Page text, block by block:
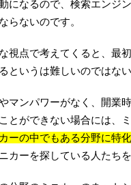
になるので、検索エンジ
らないのです。
視点で考えてくると、最
というは難しいのではな
マンパワーがなく、開業
とができない場合には、
ーの中でもある分野に特
カーを探している人たち